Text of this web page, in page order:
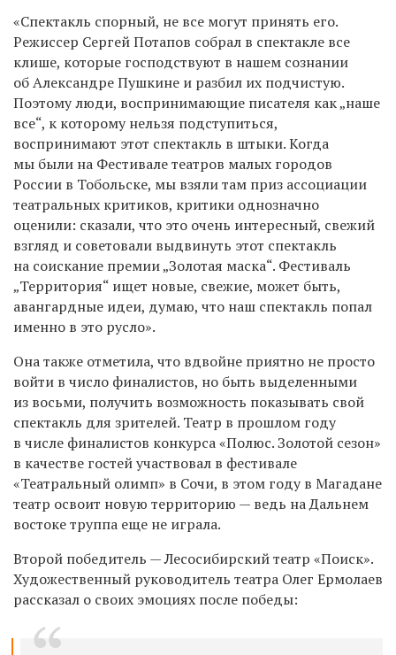
«Спектакль спорный, не все могут принять его.
Режиссер Сергей Потапов собрал в спектакле все
клише, которые господствуют в нашем сознании
об Александре Пушкине и разбил их подчистую.
Поэтому люди, воспринимающие писателя как „наше
все“, к которому нельзя подступиться,
воспринимают этот спектакль в штыки. Когда
мы были на Фестивале театров малых городов
России в Тобольске, мы взяли там приз ассоциации
театральных критиков, критики однозначно
оценили: сказали, что это очень интересный, свежий
взгляд и советовали выдвинуть этот спектакль
на соискание премии „Золотая маска“. Фестиваль
„Территория“ ищет новые, свежие, может быть,
авангардные идеи, думаю, что наш спектакль попал
именно в это русло».
Она также отметила, что вдвойне приятно не просто
войти в число финалистов, но быть выделенными
из восьми, получить возможность показывать свой
спектакль для зрителей. Театр в прошлом году
в числе финалистов конкурса «Полюс. Золотой сезон»
в качестве гостей участвовал в фестивале
«Театральный олимп» в Сочи, в этом году в Магадане
театр освоит новую территорию — ведь на Дальнем
востоке труппа еще не играла.
Второй победитель — Лесосибирский театр «Поиск».
Художественный руководитель театра Олег Ермолаев
рассказал о своих эмоциях после победы: